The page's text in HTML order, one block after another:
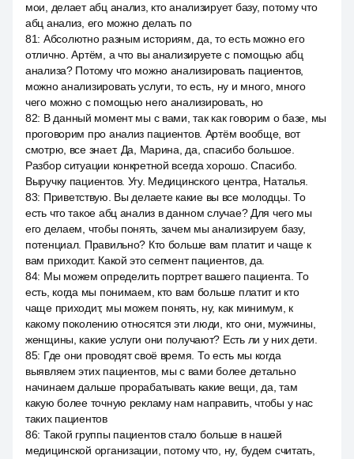
мои, делает абц анализ, кто анализирует базу, потому что
абц анализ, его можно делать по
81: Абсолютно разным историям, да, то есть можно его
отлично. Артём, а что вы анализируете с помощью абц
анализа? Потому что можно анализировать пациентов,
можно анализировать услуги, то есть, ну и много, много
чего можно с помощью него анализировать, но
82: В данный момент мы с вами, так как говорим о базе, мы
проговорим про анализ пациентов. Артём вообще, вот
смотрю, все знает. Да, Марина, да, спасибо большое.
Разбор ситуации конкретной всегда хорошо. Спасибо.
Выручку пациентов. Угу. Медицинского центра, Наталья.
83: Приветствую. Вы делаете какие вы все молодцы. То
есть что такое абц анализ в данном случае? Для чего мы
его делаем, чтобы понять, зачем мы анализируем базу,
потенциал. Правильно? Кто больше вам платит и чаще к
вам приходит. Какой это сегмент пациентов, да.
84: Мы можем определить портрет вашего пациента. То
есть, когда мы понимаем, кто вам больше платит и кто
чаще приходит, мы можем понять, ну, как минимум, к
какому поколению относятся эти люди, кто они, мужчины,
женщины, какие услуги они получают? Есть ли у них дети.
85: Где они проводят своё время. То есть мы когда
выявляем этих пациентов, мы с вами более детально
начинаем дальше прорабатывать какие вещи, да, там
какую более точную рекламу нам направить, чтобы у нас
таких пациентов
86: Такой группы пациентов стало больше в нашей
медицинской организации, потому что, ну, будем считать,